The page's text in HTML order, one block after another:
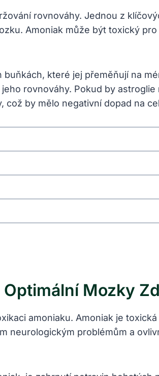
rovnováhy. Jednou z
Amoniak může být toxický
které jej přeměňují na
rovnováhy. Pokud by
by mělo negativní dopad na
Mozky
amoniaku. Amoniak je
neurologickým problémům a